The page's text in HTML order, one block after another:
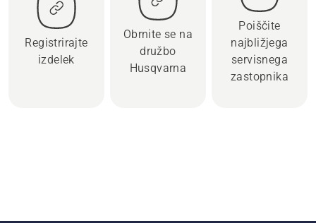
Registrirajte
izdelek
Obrnite se na
družbo
Husqvarna
Poiščite
najbližjega
servisnega
zastopnika